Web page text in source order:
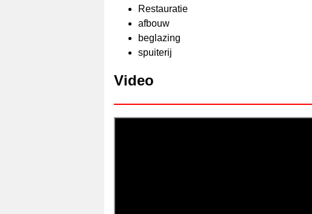
Restauratie
afbouw
beglazing
spuiterij
Video